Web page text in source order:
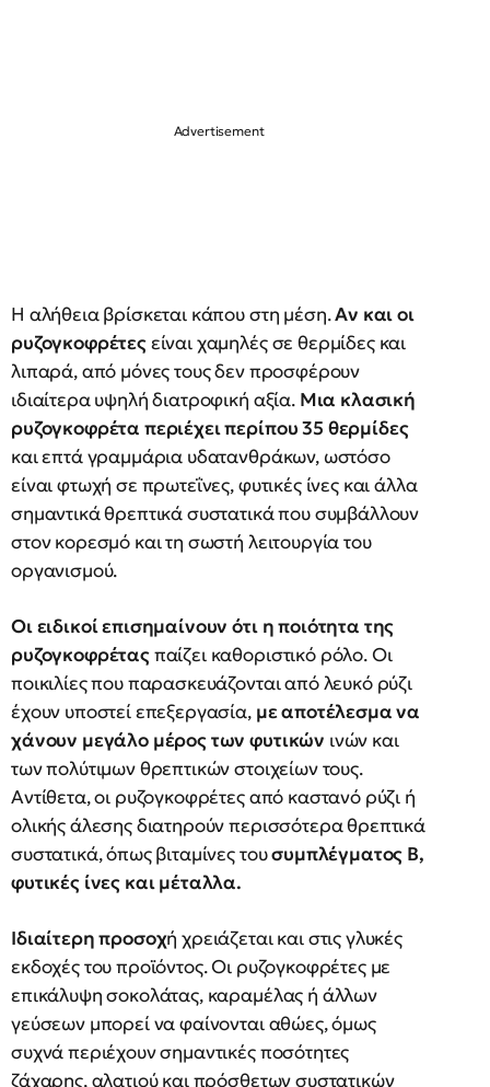
Η αλήθεια βρίσκεται κάπου στη μέση.Αν και οι
ρυζογκοφρέτεςείναι χαμηλές σε θερμίδες και
λιπαρά, από μόνες τους δεν προσφέρουν
ιδιαίτερα υψηλή διατροφική αξία. Μια κλασική
ρυζογκοφρέτα περιέχει περίπου 35 θερμίδες
και επτά γραμμάρια υδατανθράκων, ωστόσο
είναι φτωχή σε πρωτεΐνες, φυτικές ίνες και άλλα
σημαντικά θρεπτικά συστατικά που συμβάλλουν
στον κορεσμό και τη σωστή λειτουργία του
οργανισμού.
Οι ειδικοί επισημαίνουν ότι η ποιότητα της
ρυζογκοφρέταςπαίζει καθοριστικό ρόλο. Οι
ποικιλίες που παρασκευάζονται από λευκό ρύζι
έχουν υποστεί επεξεργασία, με αποτέλεσμα να
χάνουν μεγάλο μέρος των φυτικών ινών και
των πολύτιμων θρεπτικών στοιχείων τους.
Αντίθετα, οι ρυζογκοφρέτες από καστανό ρύζι ή
ολικής άλεσης διατηρούν περισσότερα θρεπτικά
συστατικά, όπως βιταμίνες τουσυμπλέγματος Β,
φυτικές ίνες και μέταλλα.
Ιδιαίτερη προσοχή χρειάζεται και στις γλυκές
εκδοχές του προϊόντος. Οι ρυζογκοφρέτες με
επικάλυψη σοκολάτας, καραμέλας ή άλλων
γεύσεων μπορεί να φαίνονται αθώες, όμως
συχνά περιέχουν σημαντικές ποσότητες
ζάχαρης, αλατιού και πρόσθετων συστατικών